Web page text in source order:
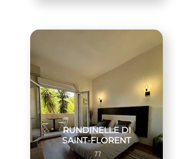
RUNDINELLE DI
SAINT-FLORENT
T1